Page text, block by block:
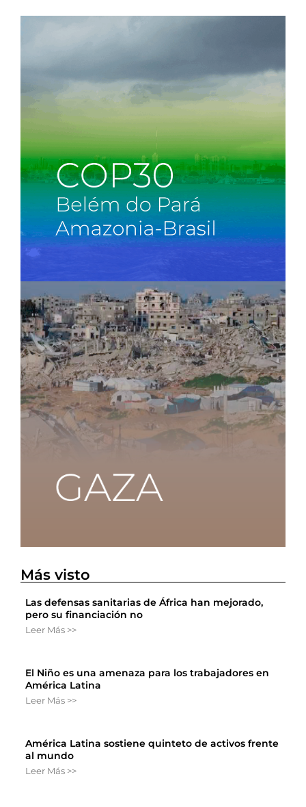
Más visto
Las defensas sanitarias de África han mejorado,
pero su financiación no
Leer Más >>
El Niño es una amenaza para los trabajadores en
América Latina
Leer Más >>
América Latina sostiene quinteto de activos frente
al mundo
Leer Más >>